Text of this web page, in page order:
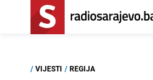
/ VIJESTI / REGIJA